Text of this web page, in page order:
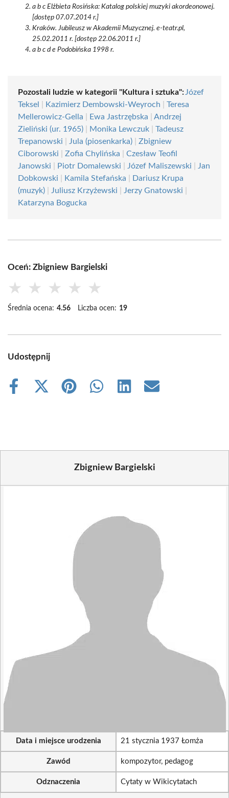
a b c Elżbieta Rosińska: Katalog polskiej muzyki akordeonowej.
[dostęp 07.07.2014 r.]
Kraków. Jubileusz w Akademii Muzycznej. e-teatr.pl,
25.02.2011 r. [dostęp 22.06.2011 r.]
a b c d e Podobińska 1998 r.
Pozostali ludzie w kategorii "Kultura i sztuka": Józef
Teksel
Kazimierz Dembowski-Weyroch
Teresa
Mellerowicz-Gella
Ewa Jastrzębska
Andrzej
Zieliński (ur. 1965)
Monika Lewczuk
Tadeusz
Trepanowski
Jula (piosenkarka)
Zbigniew
Ciborowski
Zofia Chylińska
Czesław Teofil
Janowski
Piotr Domalewski Józef Maliszewski
Jan
Dobkowski
Kamila Stefańska
Dariusz Krupa
(muzyk)
Juliusz Krzyżewski Jerzy Gnatowski
Katarzyna Bogucka
Oceń: Zbigniew Bargielski
★ ★ ★ ★ ★
Średnia ocena: 4.56 Liczba ocen: 19
Udostępnij
Share
Share
Share
Share
Share
Share
Zbigniew Bargielski
Data i miejsce urodzenia 21 stycznia 1937 Łomża
Zawód kompozytor, pedagog
Odznaczenia Cytaty w Wikicytatach